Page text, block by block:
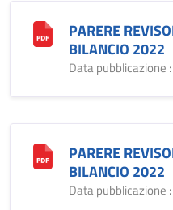
PARERE
BILANCIO 2022
Data pubblicazione
PARERE
BILANCIO 2022
Data pubblicazione